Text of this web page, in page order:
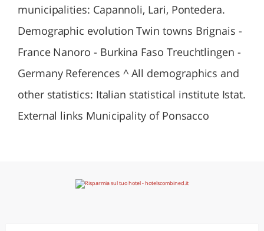
municipalities: Capannoli, Lari, Pontedera.
Demographic evolution Twin towns Brignais -
France Nanoro - Burkina Faso Treuchtlingen -
Germany References ^ All demographics and
other statistics: Italian statistical institute Istat.
External links Municipality of Ponsacco